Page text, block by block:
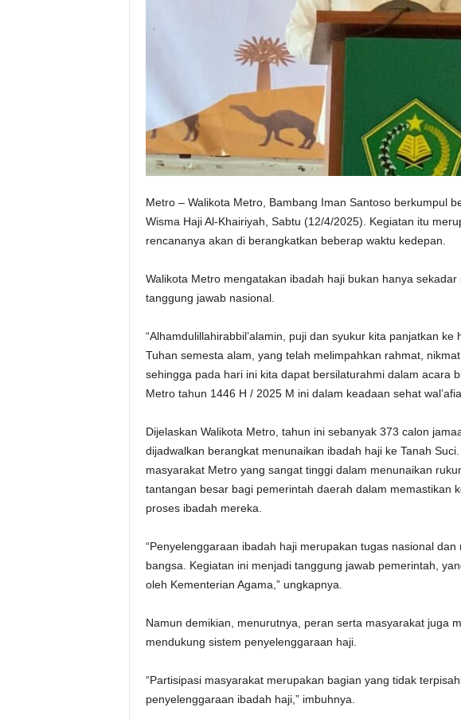
Metro – Walikota Metro, Bambang Iman Santoso berkumpul
Wisma Haji Al-Khairiyah, Sabtu (12/4/2025). Kegiatan itu
rencananya akan di berangkatkan beberap waktu kedepan.
Walikota Metro mengatakan ibadah haji bukan hanya
tanggung jawab nasional.
“Alhamdulillahirabbil’alamin, puji dan syukur kita panjatkan ke
Tuhan semesta alam, yang telah melimpahkan rahmat,
sehingga pada hari ini kita dapat bersilaturahmi dalam acara
Metro tahun 1446 H / 2025 M ini dalam keadaan sehat
Dijelaskan Walikota Metro, tahun ini sebanyak 373 calon
dijadwalkan berangkat menunaikan ibadah haji ke Tanah
masyarakat Metro yang sangat tinggi dalam menunaikan
tantangan besar bagi pemerintah daerah dalam memastikan
proses ibadah mereka.
“Penyelenggaraan ibadah haji merupakan tugas nasional
bangsa. Kegiatan ini menjadi tanggung jawab pemerintah,
oleh Kementerian Agama,” ungkapnya.
Namun demikian, menurutnya, peran serta masyarakat juga
mendukung sistem penyelenggaraan haji.
“Partisipasi masyarakat merupakan bagian yang tidak
penyelenggaraan ibadah haji,” imbuhnya.